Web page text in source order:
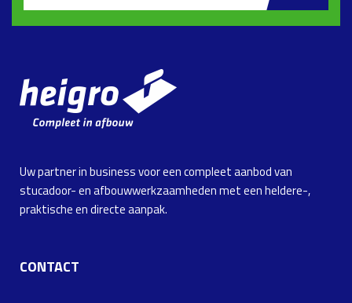
Uw partner in business voor een compleet aanbod van
stucadoor- en afbouwwerkzaamheden met een heldere-,
praktische en directe aanpak.
CONTACT